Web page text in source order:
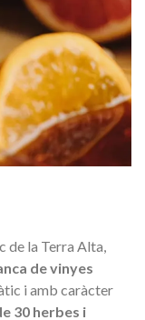
de la Terra Alta,
de vinyes
i amb caràcter
30 herbes i
Motxilla Stivibags
149,00 €
Triar opció